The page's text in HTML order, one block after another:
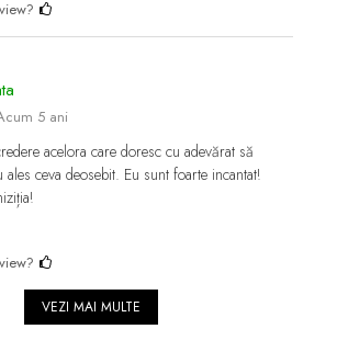
5 ani
acelora care doresc cu adevărat să
ceva deosebit. Eu sunt foarte incantat!
VEZI MAI MULTE